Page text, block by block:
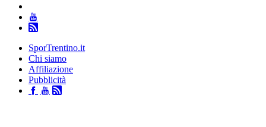
SporTrentino.it
Chi siamo
Affiliazione
Pubblicità